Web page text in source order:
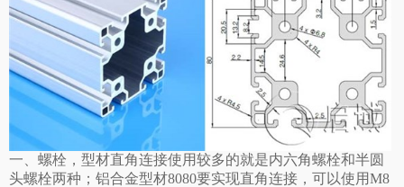
一、螺栓，型材直角连接使用较多的就是内六角螺栓和半圆
头螺栓两种；铝合金型材8080要实现直角连接，可以使用M8